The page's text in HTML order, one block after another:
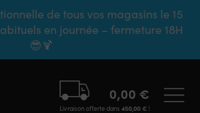
de tous vos magasins le 15
en journée – fermeture 18H
😎🍹
0,00 €
Livraison offerte dans450,00 €!
cookies